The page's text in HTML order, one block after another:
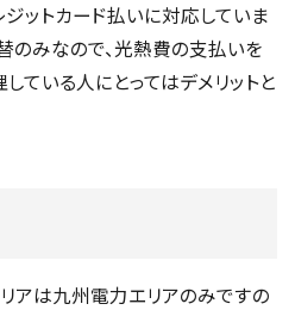
ットカード払いに対応していま
のみなので、光熱費の支払いを
ている人にとってはデメリットと
アは九州電力エリアのみですの